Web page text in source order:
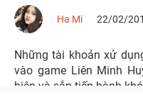
Ha Mi 22/02/
Những tài khoản xử
vào game Liên Minh
hiện và sắp tiến hành